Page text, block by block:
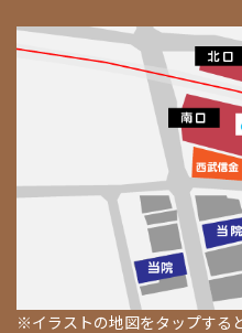
※イラストの地図をタップする